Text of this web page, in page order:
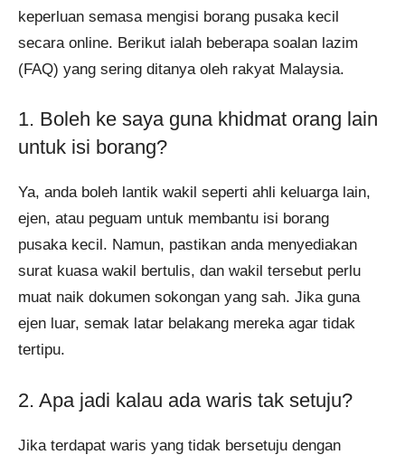
keperluan semasa mengisi borang pusaka kecil
secara online. Berikut ialah beberapa soalan lazim
(FAQ) yang sering ditanya oleh rakyat Malaysia.
1. Boleh ke saya guna khidmat orang lain
untuk isi borang?
Ya, anda boleh lantik wakil seperti ahli keluarga lain,
ejen, atau peguam untuk membantu isi borang
pusaka kecil. Namun, pastikan anda menyediakan
surat kuasa wakil bertulis, dan wakil tersebut perlu
muat naik dokumen sokongan yang sah. Jika guna
ejen luar, semak latar belakang mereka agar tidak
tertipu.
2. Apa jadi kalau ada waris tak setuju?
Jika terdapat waris yang tidak bersetuju dengan